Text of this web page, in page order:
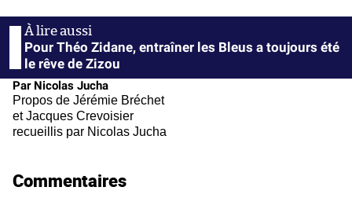
Pour Théo Zidane, entraîner les Bleus a toujours été
le rêve de Zizou
Par Nicolas Jucha
Propos de Jérémie Bréchet
et Jacques Crevoisier
recueillis par Nicolas Jucha
Commentaires